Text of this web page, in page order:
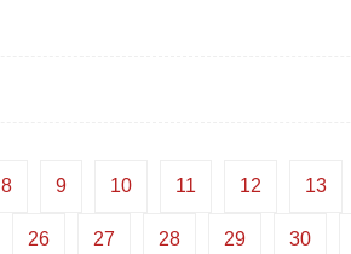
8 9 10 11 12 13
26 27 28 29 30